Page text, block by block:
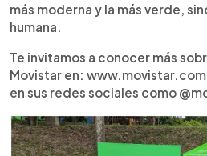
más moderna y la más verde,
humana.
Te invitamos a conocer más
Movistar en:
en sus redes sociales como